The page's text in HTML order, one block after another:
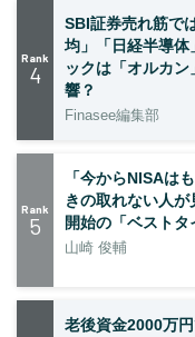
Rank
4
SBI証券売れ筋で
均」「日経半導体
ックは「オルカ
響？
Finasee編集部
Rank
5
「今からNISAは
きの取れない人
開始の「ベストタ
山崎 俊輔
老後資金2000万